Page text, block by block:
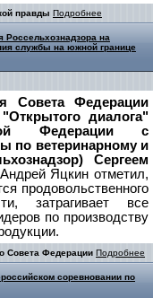
правды Подробнее
Россельхознадзора на
службы на южной границе
Совета Федерации
диалога"
Федерации с
по ветеринарному и
Сергеем
Яцкин отметил,
продовольственного
затрагивает все
по производству
Совета Федерации Подробнее
соревновании по